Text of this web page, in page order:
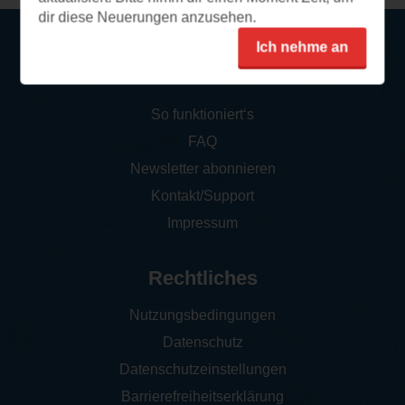
dir diese Neuerungen anzusehen.
Ich nehme an
So funktioniert‘s
FAQ
Newsletter abonnieren
Kontakt/Support
Impressum
Rechtliches
Nutzungsbedingungen
Datenschutz
Datenschutzeinstellungen
Barrierefreiheitserklärung